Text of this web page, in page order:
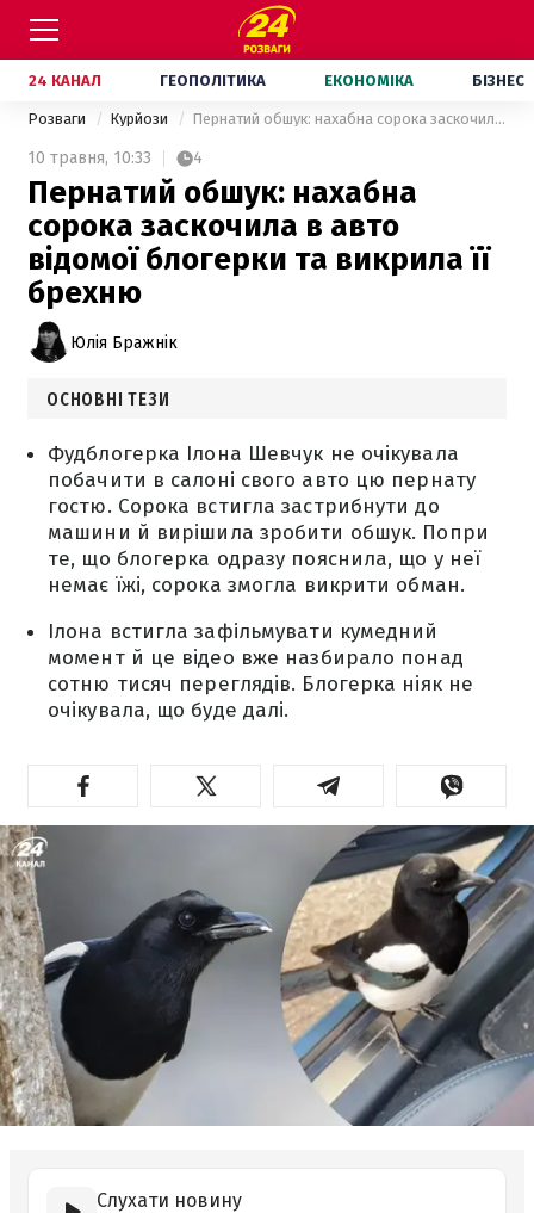
24 КАНАЛ ГЕОПОЛІТИКА ЕКОНОМІКА БІЗНЕС
Розваги Курйози Пернатий обшук: нахабна сорока заскочила в авто відомої блогерки та викрила її брехню
10 травня, 10:33 4
Пернатий обшук: нахабна
сорока заскочила в авто
відомої блогерки та викрила її
брехню
Юлія Бражнік
ОСНОВНІ ТЕЗИ
Фудблогерка Ілона Шевчук не очікувала
побачити в салоні свого авто цю пернату
гостю. Сорока встигла застрибнути до
машини й вирішила зробити обшук. Попри
те, що блогерка одразу пояснила, що у неї
немає їжі, сорока змогла викрити обман.
Ілона встигла зафільмувати кумедний
момент й це відео вже назбирало понад
сотню тисяч переглядів. Блогерка ніяк не
очікувала, що буде далі.
Слухати новину